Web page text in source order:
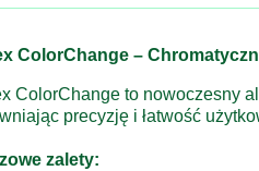
ColorChange –
ColorChange to nowoczesny
precyzję i łatwość
zalety: